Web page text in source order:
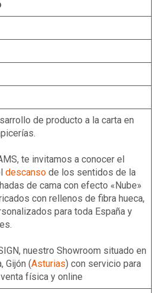
de producto a la carta en
te invitamos a conocer el
descansode los sentidos de la
de cama con efecto «Nube»
con rellenos de fibra hueca,
para toda España y
nuestro Showroom situado en
Gijón (Asturias) con servicio para
física y online